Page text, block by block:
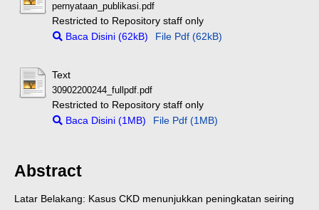
pernyataan_publikasi.pdf
Restricted to Repository staff only
Baca Disini (62kB)
File Pdf (62kB)
Text
30902200244_fullpdf.pdf
Restricted to Repository staff only
Baca Disini (1MB)
File Pdf (1MB)
Abstract
Latar Belakang: Kasus CKD menunjukkan peningkatan seiring